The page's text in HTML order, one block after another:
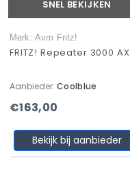
SNEL BEKIJKEN
Merk: Avm Fritz!
FRITZ! Repeater 3000 AX
Aanbieder: Coolblue
€163,00
Bekijk bij aanbieder